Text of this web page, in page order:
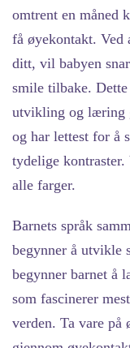
omtrent en måned
få øyekontakt. Ved
ditt, vil babyen
smile tilbake.
utvikling og læring
og har lettest for å
tydelige kontraster.
alle farger.
Barnets språk
begynner å utvikle
begynner barnet å
som fascinerer
verden. Ta vare på